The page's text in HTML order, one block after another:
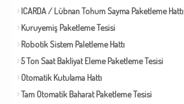
ICARDA / Lübnan Tohum Sayma Paketleme Hattı
Kuruyemiş Paketleme Tesisi
Robotik Sistem Paletleme Hattı
5 Ton Saat Bakliyat Eleme Paketleme Tesisi
Otomatik Kutulama Hattı
Tam Otomatik Baharat Paketleme Tesisi